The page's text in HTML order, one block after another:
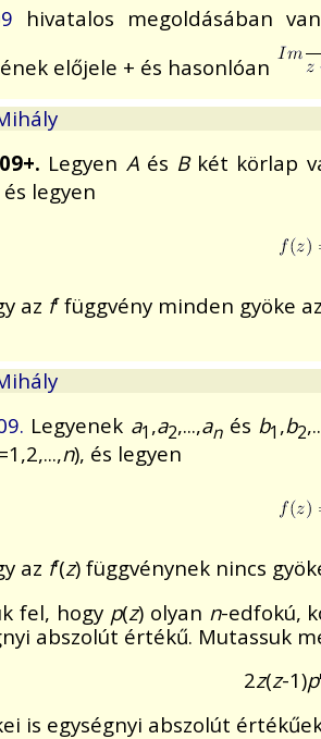
hivatalos megoldásában
előjele + és hasonlóan
Legyen Aés Bkét körlap
és legyen
az f' függvény minden gyöke
Legyenek a1 ,a2,...,anés b1,b2
n), és legyen
az f'(z) függvénynek nincs
fel, hogy p(z) olyan n-edfokú,
abszolút értékű. Mutassuk
2z(z-1)p
is egységnyi abszolút